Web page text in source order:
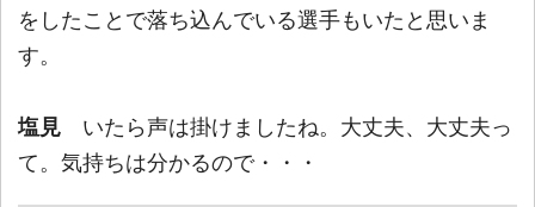
をしたことで落ち込んでいる選手もいたと思いま
す。
塩見 いたら声は掛けましたね。大丈夫、大丈夫っ
て。気持ちは分かるので・・・